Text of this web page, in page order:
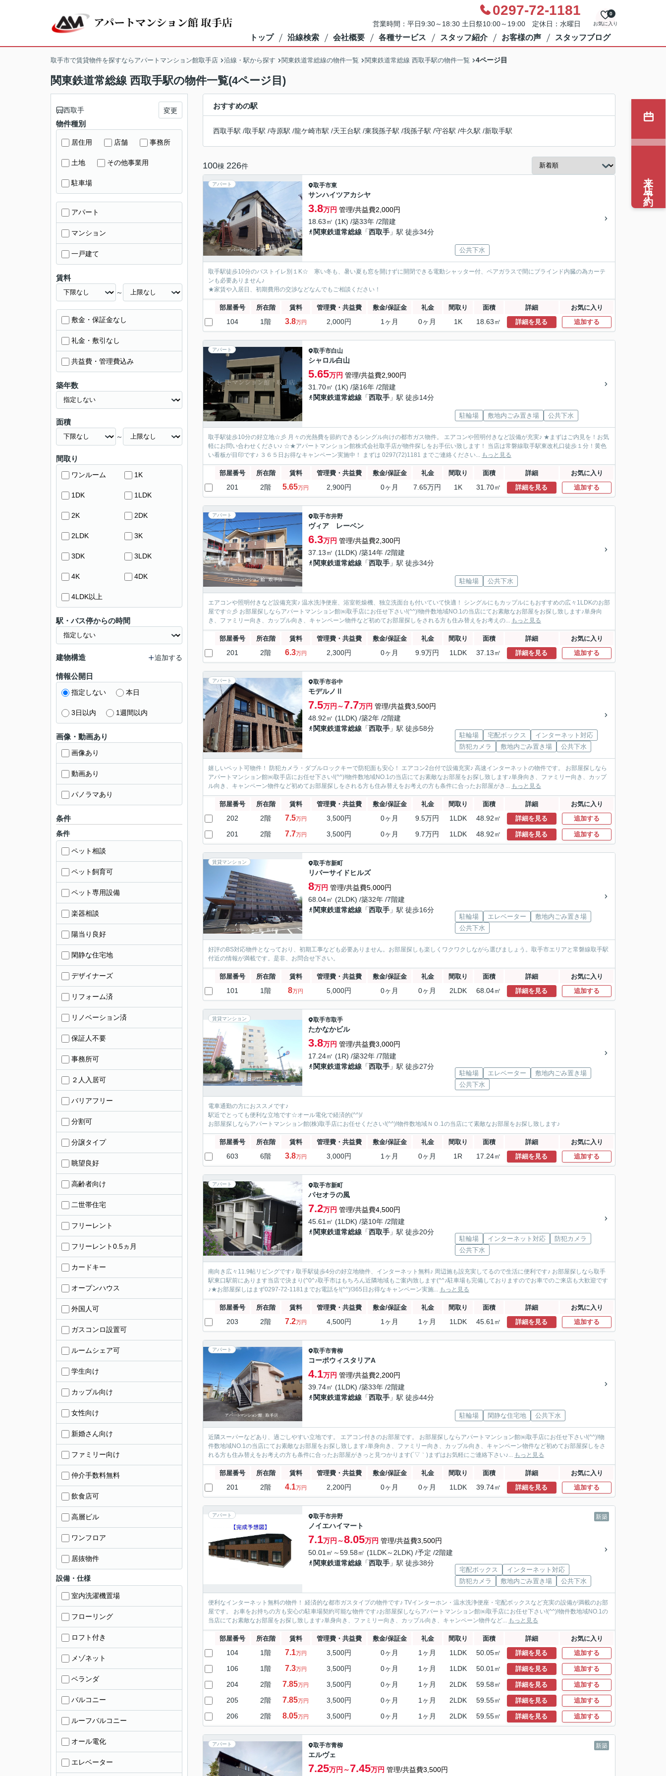
0297-72-1181
営業時間：平日9:30～18:30 土日祭10:00～19:00 定休日：水曜日 お気に入り
0
トップ 沿線検索 会社概要 各種サービス スタッフ紹介 お客様の声 スタッフブログ
取手市で賃貸物件を探すならアパートマンション館取手店 沿線・駅から探す 関東鉄道常総線の物件一覧 関東鉄道常総線 西取手駅の物件一覧 4ページ目
関東鉄道常総線 西取手駅の物件一覧(4ページ目)
おすすめの駅
西取手駅 /取手駅 /寺原駅 /龍ケ崎市駅 /天王台駅 /東我孫子駅 /我孫子駅 /守谷駅 /牛久駅 /新取手駅
100棟 226件
アパート 取手市東
サンハイツアカシヤ
3.8万円 管理/共益費2,000円
18.63㎡ (1K) /築33年 /2階建
関東鉄道常総線 「西取手 」駅 徒歩34分
公共下水
取手駅徒歩10分のバストイレ別１K☆ 寒い冬も、暑い夏も窓を開けずに開閉できる電動シャッター付、ペアガラスで間にブラインド内臓の為カーテ
ンも必要ありません♪
★家賃や入居日、初期費用の交渉などなんでもご相談ください！
部屋番号 所在階 賃料 管理費・共益費 敷金/保証金 礼金 間取り 面積 詳細 お気に入り
104 1階 3.8万円 2,000円 1ヶ月 0ヶ月 1K 18.63㎡ 詳細を見る 追加する
アパート 取手市白山
シャロル白山
5.65万円 管理/共益費2,900円
31.70㎡ (1K) /築16年 /2階建
関東鉄道常総線 「西取手 」駅 徒歩14分
駐輪場 敷地内ごみ置き場 公共下水
取手駅徒歩10分の好立地☆彡 月々の光熱費を節約できるシングル向けの都市ガス物件。 エアコンや照明付きなど設備が充実♪ ★まずはご内見を！お気
軽にお問い合わせください♪ ☆★アパートマンション館株式会社取手店が物件探しをお手伝い致します！ 当店は常磐線取手駅東改札口徒歩１分！黄色
い看板が目印です♪ ３６５日お得なキャンペーン実施中！ まずは 0297(72)1181 までご連絡ください... もっと見る
部屋番号 所在階 賃料 管理費・共益費 敷金/保証金 礼金 間取り 面積 詳細 お気に入り
201 2階 5.65万円 2,900円 0ヶ月 7.65万円 1K 31.70㎡ 詳細を見る 追加する
アパート 取手市井野
ヴィア レーベン
6.3万円 管理/共益費2,300円
37.13㎡ (1LDK) /築14年 /2階建
関東鉄道常総線 「西取手 」駅 徒歩34分
駐輪場 公共下水
エアコンや照明付きなど設備充実♪ 温水洗浄便座、浴室乾燥機、独立洗面台も付いていて快適！ シングルにもカップルにもおすすめの広々1LDKのお部
屋です☆彡 お部屋探しならアパートマンション館㈱取手店にお任せ下さい!(^^)!物件数地域NO.1の当店にてお素敵なお部屋をお探し致します♪単身向
き、ファミリー向き、カップル向き、キャンペーン物件など初めてお部屋探しをされる方も住み替えをお考えの... もっと見る
部屋番号 所在階 賃料 管理費・共益費 敷金/保証金 礼金 間取り 面積 詳細 お気に入り
201 2階 6.3万円 2,300円 0ヶ月 9.9万円 1LDK 37.13㎡ 詳細を見る 追加する
アパート 取手市谷中
モデルノⅡ
7.5万円～7.7万円 管理/共益費3,500円
48.92㎡ (1LDK) /築2年 /2階建
関東鉄道常総線 「西取手 」駅 徒歩58分
駐輪場 宅配ボックス
インターネット対応
防犯カメラ
敷地内ごみ置き場 公共下水
嬉しいペット可物件！ 防犯カメラ・ダブルロックキーで防犯面も安心！ エアコン2台付で設備充実♪ 高速インターネットの物件です。 お部屋探しなら
アパートマンション館㈱取手店にお任せ下さい!(^^)!物件数地域NO.1の当店にてお素敵なお部屋をお探し致します♪単身向き、ファミリー向き、カップ
ル向き、キャンペーン物件など初めてお部屋探しをされる方も住み替えをお考えの方も条件に合ったお部屋がき... もっと見る
部屋番号 所在階 賃料 管理費・共益費 敷金/保証金 礼金 間取り 面積 詳細 お気に入り
202 2階 7.5万円 3,500円 0ヶ月 9.5万円 1LDK 48.92㎡ 詳細を見る 追加する
201 2階 7.7万円 3,500円 0ヶ月 9.7万円 1LDK 48.92㎡ 詳細を見る 追加する
賃貸マンション 取手市新町
リバーサイドヒルズ
8万円 管理/共益費5,000円
68.04㎡ (2LDK) /築32年 /7階建
関東鉄道常総線 「西取手 」駅 徒歩16分
駐輪場 エレベーター
敷地内ごみ置き場
公共下水
好評のBS対応物件となっており、初期工事なども必要ありません。お部屋探しも楽しくワクワクしながら選びましょう。取手市エリアと常磐線取手駅
付近の情報が満載です。是非、お問合せ下さい。
部屋番号 所在階 賃料 管理費・共益費 敷金/保証金 礼金 間取り 面積 詳細 お気に入り
101 1階 8万円 5,000円 0ヶ月 0ヶ月 2LDK 68.04㎡ 詳細を見る 追加する
賃貸マンション 取手市取手
たかなかビル
3.8万円 管理/共益費3,000円
17.24㎡ (1R) /築32年 /7階建
関東鉄道常総線 「西取手 」駅 徒歩27分
駐輪場 エレベーター
敷地内ごみ置き場
公共下水
電車通勤の方におススメです♪
駅近でとっても便利な立地です☆オール電化で経済的(^^)/
お部屋探しならアパートマンション館(株)取手店にお任せください!(^^)!物件数地域ＮＯ.1の当店にて素敵なお部屋をお探し致します♪
部屋番号 所在階 賃料 管理費・共益費 敷金/保証金 礼金 間取り 面積 詳細 お気に入り
603 6階 3.8万円 3,000円 1ヶ月 0ヶ月 1R 17.24㎡ 詳細を見る 追加する
アパート 取手市新町
パセオラの風
7.2万円 管理/共益費4,500円
45.61㎡ (1LDK) /築10年 /2階建
関東鉄道常総線 「西取手 」駅 徒歩20分
駐輪場 インターネット対応
防犯カメラ
公共下水
南向き広々11.9帖リビングです♪ 取手駅徒歩4分の好立地物件、インターネット無料♪ 周辺施も設充実してるので生活に便利です♪ お部屋探しなら取手
駅東口駅前にあります当店で決まり(^0^♪取手市はもちろん近隣地域もご案内致します(^^♪駐車場も完備しておりますのでお車でのご来店も大歓迎です
♪★お部屋探しはまず0297-72-1181までお電話を!(^^)!365日お得なキャンペーン実施... もっと見る
部屋番号 所在階 賃料 管理費・共益費 敷金/保証金 礼金 間取り 面積 詳細 お気に入り
203 2階 7.2万円 4,500円 1ヶ月 1ヶ月 1LDK 45.61㎡ 詳細を見る 追加する
アパート 取手市青柳
コーポウィスタリアA
4.1万円 管理/共益費2,200円
39.74㎡ (1LDK) /築33年 /2階建
関東鉄道常総線 「西取手 」駅 徒歩44分
駐輪場 閑静な住宅地 公共下水
近隣スーパーなどあり、過ごしやすい立地です。 エアコン付きのお部屋です。 お部屋探しならアパートマンション館㈱取手店にお任せ下さい!(^^)!物
件数地域NO.1の当店にてお素敵なお部屋をお探し致します♪単身向き、ファミリー向き、カップル向き、キャンペーン物件など初めてお部屋探しをさ
れる方も住み替えをお考えの方も条件に合ったお部屋がきっと見つかります(´▽｀)まずはお気軽にご連絡下さい♪... もっと見る
部屋番号 所在階 賃料 管理費・共益費 敷金/保証金 礼金 間取り 面積 詳細 お気に入り
201 2階 4.1万円 2,200円 0ヶ月 0ヶ月 1LDK 39.74㎡ 詳細を見る 追加する
アパート 新築
取手市井野
ノイエハイマート
7.1万円～8.05万円 管理/共益費3,500円
50.01㎡～59.58㎡ (1LDK～2LDK) /予定 /2階建
関東鉄道常総線 「西取手 」駅 徒歩38分
宅配ボックス
インターネット対応
防犯カメラ
敷地内ごみ置き場 公共下水
便利なインターネット無料の物件！ 経済的な都市ガスタイプの物件です♪ TVインターホン・温水洗浄便座・宅配ボックスなど充実の設備が満載のお部
屋です。 お車をお持ちの方も安心の駐車場契約可能な物件です♪お部屋探しならアパートマンション館㈱取手店にお任せ下さい!(^^)!物件数地域NO.1の
当店にてお素敵なお部屋をお探し致します♪単身向き、ファミリー向き、カップル向き、キャンペーン物件など... もっと見る
部屋番号 所在階 賃料 管理費・共益費 敷金/保証金 礼金 間取り 面積 詳細 お気に入り
104 1階 7.1万円 3,500円 0ヶ月 1ヶ月 1LDK 50.05㎡ 詳細を見る 追加する
106 1階 7.3万円 3,500円 0ヶ月 1ヶ月 1LDK 50.01㎡ 詳細を見る 追加する
204 2階 7.85万円 3,500円 0ヶ月 1ヶ月 2LDK 59.58㎡ 詳細を見る 追加する
205 2階 7.85万円 3,500円 0ヶ月 1ヶ月 2LDK 59.55㎡ 詳細を見る 追加する
206 2階 8.05万円 3,500円 0ヶ月 1ヶ月 2LDK 59.55㎡ 詳細を見る 追加する
アパート 新築
取手市青柳
エルヴェ
7.25万円～7.45万円 管理/共益費3,500円
西取手 変更
物件種別
居住用 店舗 事務所
土地 その他事業用
駐車場
アパート
マンション
一戸建て
賃料
～
敷金・保証金なし
礼金・敷引なし
共益費・管理費込み
築年数
面積
～
間取り
ワンルーム 1K
1DK 1LDK
2K 2DK
2LDK 3K
3DK 3LDK
4K 4DK
4LDK以上
駅・バス停からの時間
建物構造 追加する
情報公開日
指定しない 本日
3日以内 1週間以内
画像・動画あり
画像あり
動画あり
パノラマあり
条件
条件
ペット相談
ペット飼育可
ペット専用設備
楽器相談
陽当り良好
閑静な住宅地
デザイナーズ
リフォーム済
リノベーション済
保証人不要
事務所可
２人入居可
バリアフリー
分割可
分譲タイプ
眺望良好
高齢者向け
二世帯住宅
フリーレント
フリーレント0.5ヵ月
カードキー
オープンハウス
外国人可
ガスコンロ設置可
ルームシェア可
学生向け
カップル向け
女性向け
新婚さん向け
ファミリー向け
仲介手数料無料
飲食店可
高層ビル
ワンフロア
居抜物件
設備・仕様
室内洗濯機置場
フローリング
ロフト付き
メゾネット
ベランダ
バルコニー
ルーフバルコニー
オール電化
エレベーター
来店予約